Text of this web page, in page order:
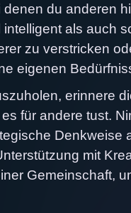
du anderen
als auch
zu verstricken
eigenen
erinnere
für andere tust.
Denkweise
mit
Gemeinschaft,